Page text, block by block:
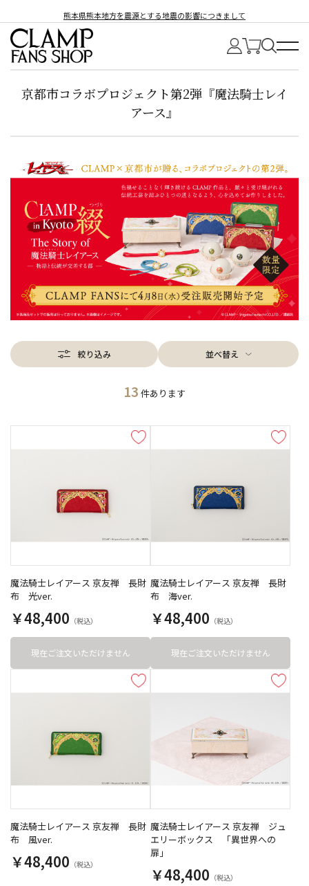
熊本県熊本地方を震源とする地震の影響につきまして
京都市コラボプロジェクト第2弾『魔法騎士レイ
アース』
絞り込み 並べ替え
13 件あります
魔法騎士レイアース 京友禅 長財
布 光ver.
￥48,400
現在ご注文いただけません
魔法騎士レイアース 京友禅 長財
布 海ver.
￥48,400
現在ご注文いただけません
魔法騎士レイアース 京友禅 長財
布 風ver.
￥48,400
魔法騎士レイアース 京友禅 ジュ
エリーボックス 「異世界への
扉」
￥48,400